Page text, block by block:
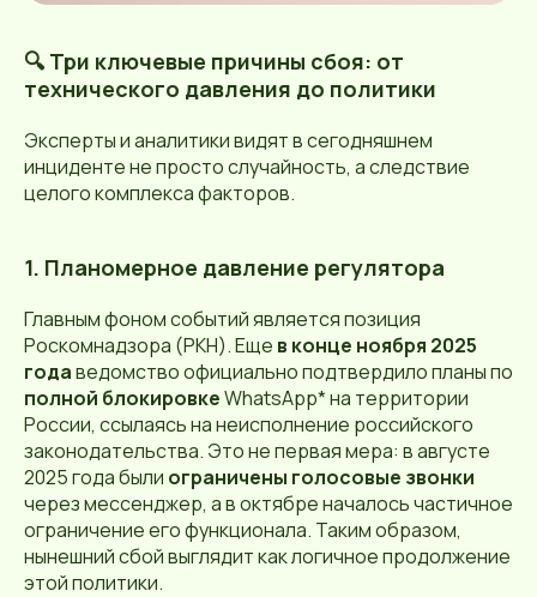
🔍 Три ключевые причины сбоя: от
технического давления до политики
Эксперты и аналитики видят в сегодняшнем
инциденте не просто случайность, а следствие
целого комплекса факторов.
1. Планомерное давление регулятора
Главным фоном событий является позиция
Роскомнадзора (РКН). Еще в конце ноября 2025
годаведомство официально подтвердило планы по
полной блокировкеWhatsApp* на территории
России, ссылаясь на неисполнение российского
законодательства. Это не первая мера: в августе
2025 года были ограничены голосовые звонки
через мессенджер, а в октябре началось частичное
ограничение его функционала. Таким образом,
нынешний сбой выглядит как логичное продолжение
этой политики.